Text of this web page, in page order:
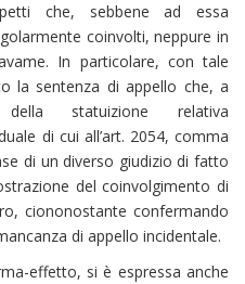
che, sebbene ad essa
coinvolti, neppure in
In particolare, con tale
la sentenza di appello che, a
della statuizione relativa
di cui all’art. 2054, comma
di un diverso giudizio di fatto
del coinvolgimento di
ciononostante confermando
di appello incidentale.
effetto, si è espressa anche